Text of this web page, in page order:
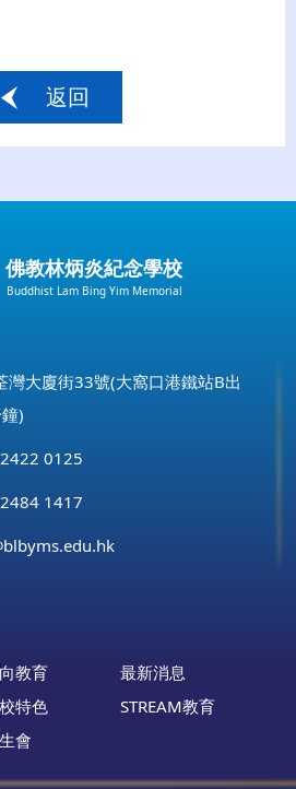
返回
佛教林炳炎紀念學校
Buddhist Lam Bing Yim Memorial
灣大廈街33號(大窩口港鐵站B出
)
0125
1417
教育
最新消息
特色
STREAM教育
會